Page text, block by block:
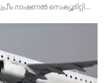
നാഷണല്‍ സെക്യൂരിറ്റി